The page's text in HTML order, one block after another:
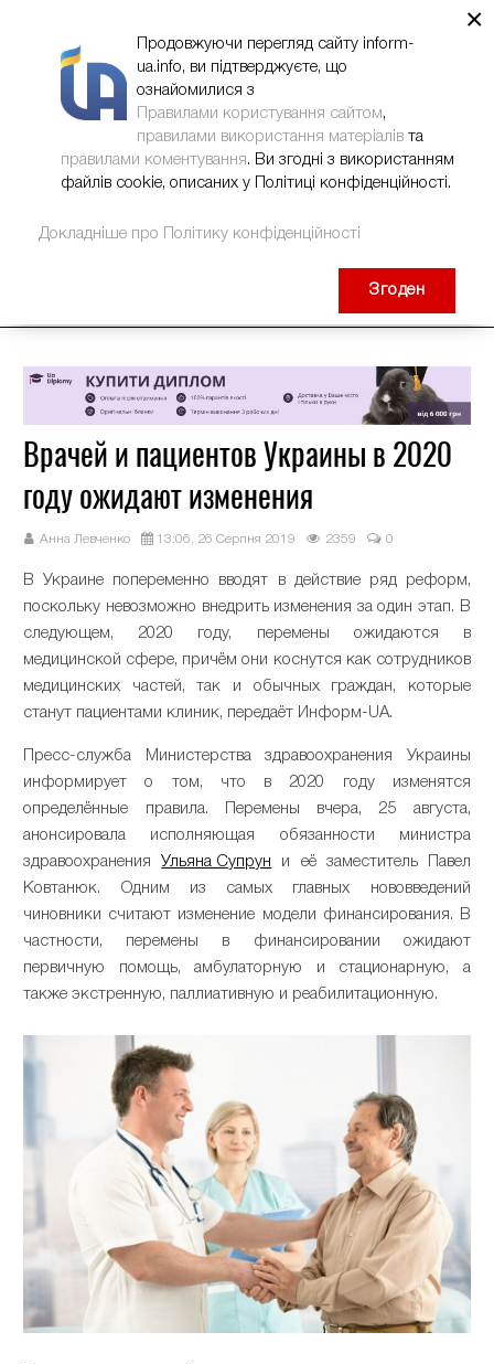
Врачей и пациентов Украины в 2020
году ожидают изменения
Анна Левченко 13:06, 26 Серпня 2019 2359 0
В Украине попеременно вводят в действие ряд реформ,
поскольку невозможно внедрить изменения за один этап. В
следующем, 2020 году, перемены ожидаются в
медицинской сфере, причём они коснутся как сотрудников
медицинских частей, так и обычных граждан, которые
станут пациентами клиник, передаёт Информ-UA.
Пресс-служба Министерства здравоохранения Украины
информирует о том, что в 2020 году изменятся
определённые правила. Перемены вчера, 25 августа,
анонсировала исполняющая обязанности министра
здравоохранения Ульяна Супрун и её заместитель Павел
Ковтанюк. Одним из самых главных нововведений
чиновники считают изменение модели финансирования. В
частности, перемены в финансировании ожидают
первичную помощь, амбулаторную и стационарную, а
также экстренную, паллиативную и реабилитационную.
×
Продовжуючи перегляд сайту inform-
ua.info, ви підтверджуєте, що
ознайомилися з
Правилами користування сайтом,
правилами використання матеріалів та
правилами коментування. Ви згодні з використанням
файлів cookie, описаних у Політиці конфіденційності.
Докладніше про Політику конфіденційності
Згоден